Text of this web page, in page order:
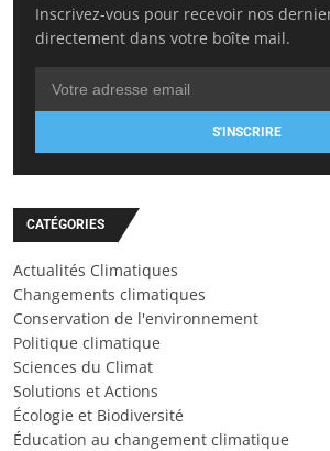
Inscrivez-vous pour recevoir nos
directement dans votre boîte mail.
S'INSCRIRE
CATÉGORIES
Actualités Climatiques
Changements climatiques
Conservation de l'environnement
Politique climatique
Sciences du Climat
Solutions et Actions
Écologie et Biodiversité
Éducation au changement climatique